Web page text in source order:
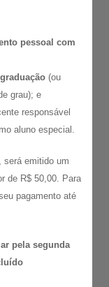
pessoal com
(ou
grau); e
responsável
aluno especial.
será emitido um
de R$ 50,00. Para
pagamento até
pela segunda